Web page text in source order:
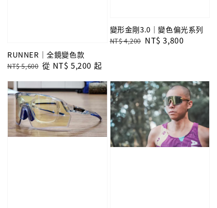
RUNNER｜全鏡變色款
Regular
NT$ 5,600 Sale
從 NT$ 5,200 起
變形金剛3.0｜變色偏光系列
Regular
NT$ 4,200 Sale
NT$ 3,800